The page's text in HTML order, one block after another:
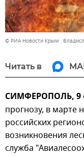
© РИА Новости Крым .
Читать в
СИМФЕРОПОЛЬ, 9
прогнозу, в марте
российских
возникновения
служба